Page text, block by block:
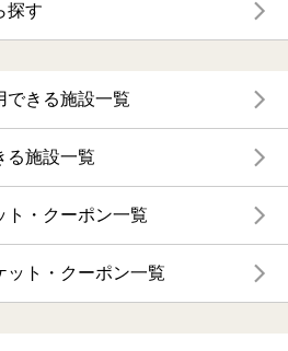
探す
できる施設一覧
る施設一覧
ト・クーポン一覧
ット・クーポン一覧